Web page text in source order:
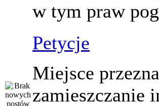
w tym praw
Petycje
Miejsce
zamieszczanie